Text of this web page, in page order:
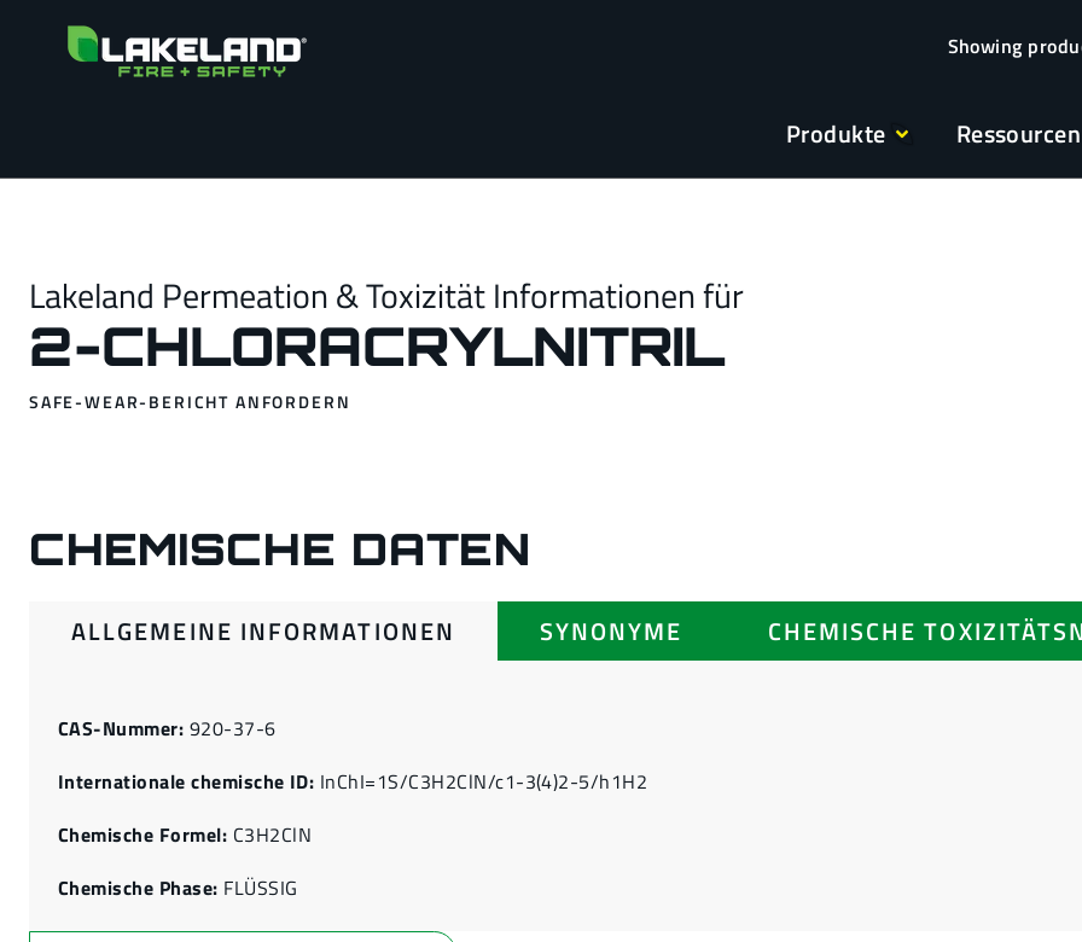
Produkte Ressourcen
Lakeland Permeation & Toxizität Informationen für
2-CHLORACRYLNITRIL
SAFE-WEAR-BERICHT ANFORDERN
CHEMISCHE DATEN
ALLGEMEINE INFORMATIONEN SYNONYME CHEMISCHE
CAS-Nummer: 920-37-6
Internationale chemische ID: InChI=1S/C3H2ClN/c1-3(4)2-5/h1H2
Chemische Formel: C3H2ClN
Chemische Phase: FLÜSSIG